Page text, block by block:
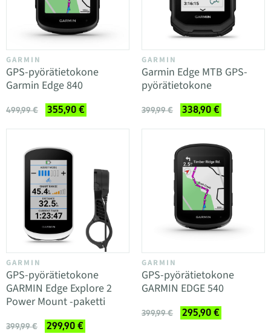
GARMIN
GPS-pyörätietokone
Garmin Edge 840
499,99 € 355,90 €
GARMIN
Garmin Edge MTB GPS-
pyörätietokone
399,99 € 338,90 €
GARMIN
GPS-pyörätietokone
GARMIN Edge Explore 2
Power Mount -paketti
399,99 € 299,90 €
GARMIN
GPS-pyörätietokone
GARMIN EDGE 540
399,99 € 295,90 €